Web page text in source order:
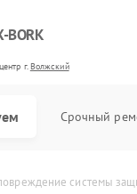
BORK
г.Волжский
Срочный
системы